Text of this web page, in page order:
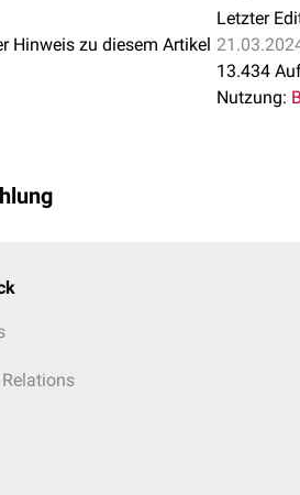
Hinweis zu diesem Artikel
Letzter
13.434
Nutzung: